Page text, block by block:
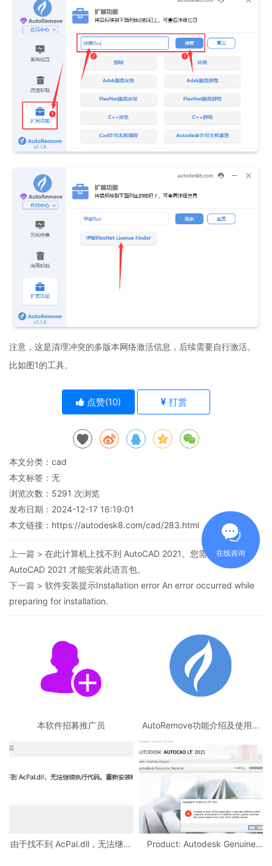
注意，这是清理冲突的多版本网络激活信息，后续需要自行激活。
比如图1的工具。
点赞(10) 打赏
本文分类： cad
本文标签：无
浏览次数： 5291 次浏览
发布日期：2024-12-17 16:19:01
本文链接： https://autodesk8.com/cad/283.html
上一篇 > 在此计算机上找不到 AutoCAD 2021。您需要安装
AutoCAD 2021 才能安装此语言包。
下一篇 > 软件安装提示Installation error An error occurred while
preparing for installation.
本软件招募推广员
AutoRemove功能介绍及使用教
由于找不到 AcPal.dll，无法继续
Product: Autodesk Genuine
在线咨询